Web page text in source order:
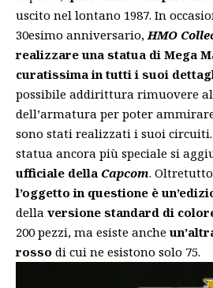
uscito nel lontano 1987. In
30esimo anniversario, HMO
realizzare una statua di Mega
curatissima in tutti i suoi
possibile addirittura rimuovere
dell’armatura per poter
sono stati realizzati i suoi circuiti.
statua ancora più speciale si
ufficiale della Capcom.
l’oggetto in questione è
della versione standard di
200 pezzi, ma esiste anche
rosso di cui ne esistono solo 75.